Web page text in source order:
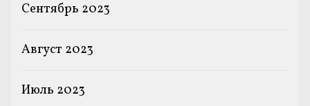
Сентябрь 2023
Август 2023
Июль 2023